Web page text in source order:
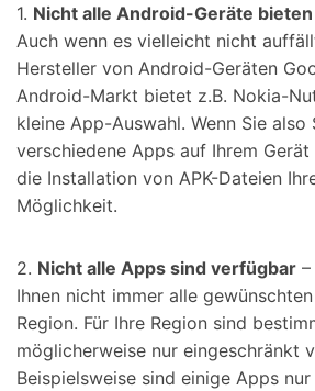
1. Nicht alle Android-Geräte bieten
Auch wenn es vielleicht nicht
Hersteller von Android-Geräten
Android-Markt bietet z.B. Nokia-
kleine App-Auswahl. Wenn Sie also
verschiedene Apps auf Ihrem
die Installation von APK-Dateien
Möglichkeit.
2. Nicht alle Apps sind verfügbar
Ihnen nicht immer alle
Region. Für Ihre Region sind
möglicherweise nur eingeschränkt
Beispielsweise sind einige Apps